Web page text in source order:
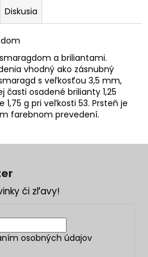
Diskusia
a briliantami.
vhodný ako zásnubný
s veľkosťou 3,5 mm,
osadené brilianty 1,25
g pri veľkosti 53. Prsteň je
farebnom prevedení.
či zľavy!
osobných údajov